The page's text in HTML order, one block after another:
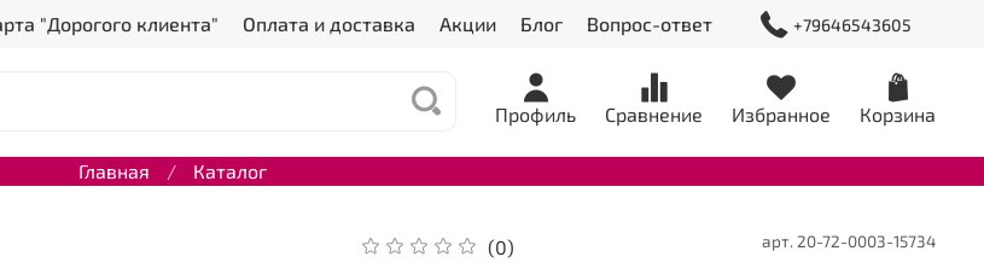
"Дорогого клиента" Оплата и доставка Акции Блог Вопрос-ответ +79646543605
Профиль Сравнение Избранное Корзина
Главная Каталог
(0) арт. 20-72-0003-15734